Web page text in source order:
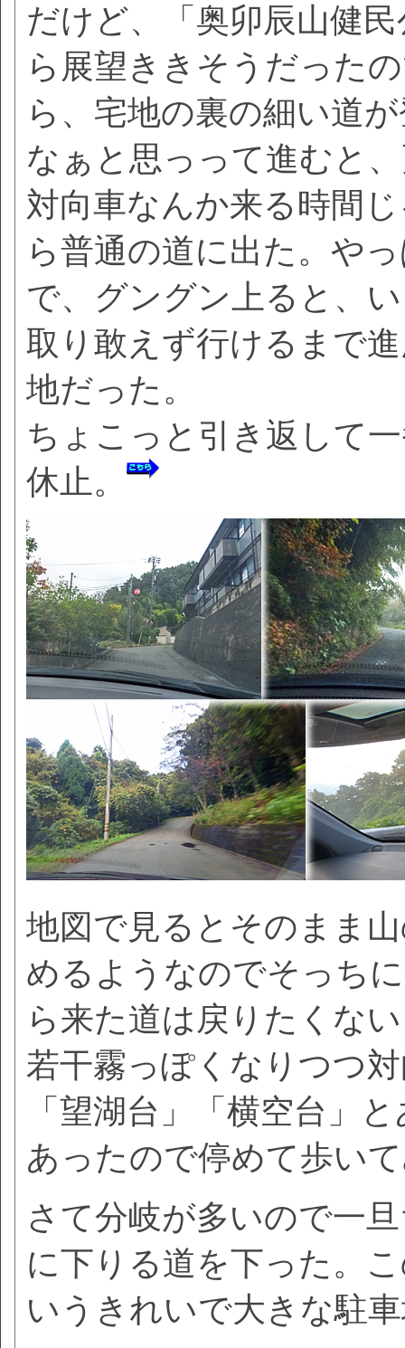
だけど、「奥卯辰山健
ら展望ききそうだった
ら、宅地の裏の細い道
なぁと思っって進むと
対向車なんか来る時間
ら普通の道に出た。や
で、グングン上ると、
取り敢えず行けるまで
地だった。
ちょこっと引き返して
休止。
地図で見るとそのまま
めるようなのでそっち
ら来た道は戻りたくな
若干霧っぽくなりつつ
「望湖台」「横空台」
あったので停めて歩い
さて分岐が多いので一
に下りる道を下った。
いうきれいで大きな駐